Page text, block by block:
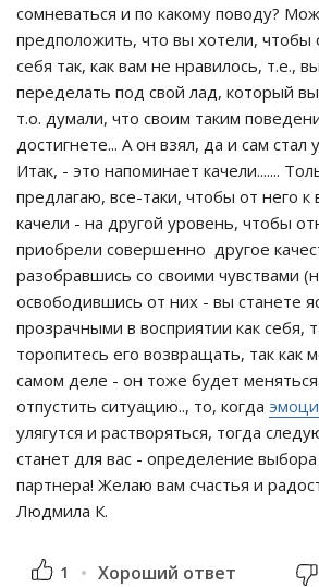
сомневаться и по какому поводу?
предположить, что вы хотели, чтобы
себя так, как вам не нравилось, т.е.,
переделать под свой лад, который
т.о. думали, что своим таким
достигнете... А он взял, да и сам стал
Итак, - это напоминает качели.......
предлагаю, все-таки, чтобы от него
качели - на другой уровень, чтобы
приобрели совершенно другое
разобравшись со своими чувствами
освободившись от них - вы станете
прозрачными в восприятии как себя,
торопитесь его возвращать, так как
самом деле - он тоже будет
отпустить ситуацию.., то, когда
улягутся и растворяться, тогда
станет для вас - определение выбора
партнера! Желаю вам счастья и
Людмила К.
1 Хороший ответ